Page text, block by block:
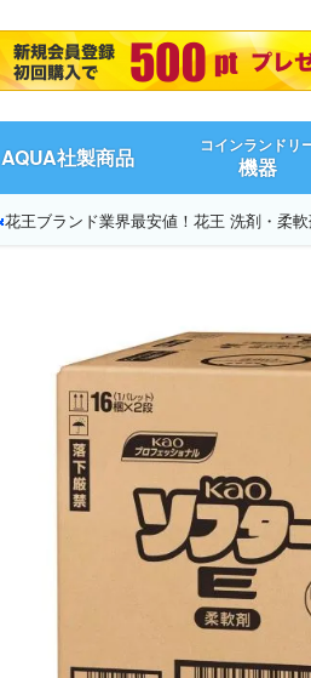
AQUA社製商品 コインランドリ
機器
花王ブランド業界最安値！花王 洗剤・柔